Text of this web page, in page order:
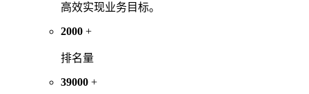
高效实现业务目标。
2000 +
排名量
39000 +